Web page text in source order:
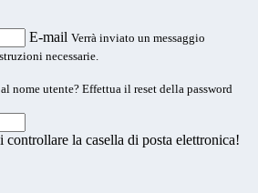
E-mail Verrà inviato un messaggio
necessarie.
nome utente? Effettua il reset della password
la casella di posta elettronica!